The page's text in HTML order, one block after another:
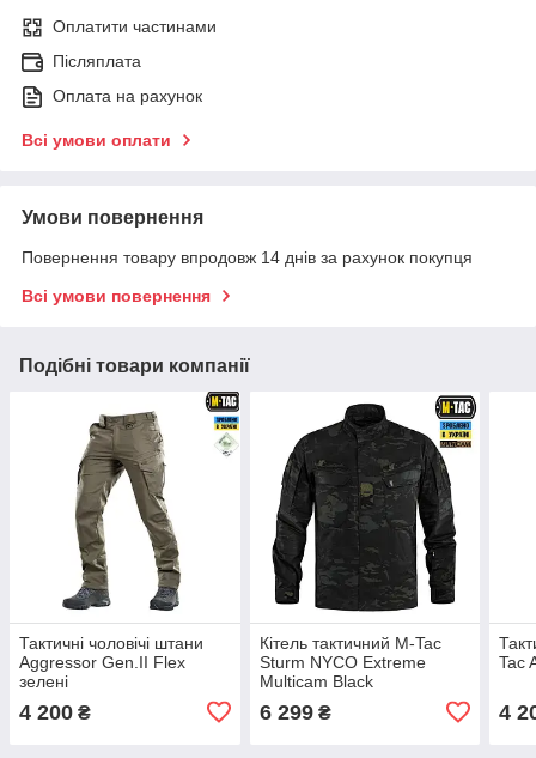
Оплатити частинами
Післяплата
Оплата на рахунок
Всі умови оплати
Умови повернення
Повернення товару впродовж 14 днів за рахунок покупця
Всі умови повернення
Подібні товари компанії
Тактичні чоловічі штани
Aggressor Gen.II Flex
зелені
4 200 ₴
Кітель тактичний M-Tac
Sturm NYCO Extreme
Multicam Black
6 299₴
Tac
4